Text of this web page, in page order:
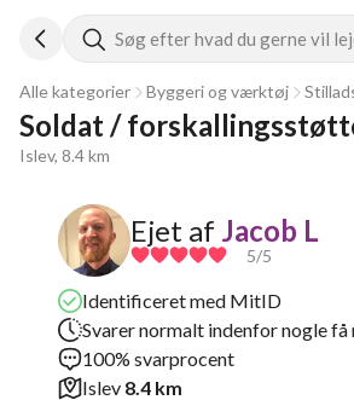
Søg efter hvad du gerne vil
Alle kategorier Byggeri og værktøj
Soldat /
Islev, 8.4 km
Ejet af Jacob L
5/5
Identificeret med MitID
Svarer normalt indenfor nogle
100% svarprocent
Islev 8.4 km